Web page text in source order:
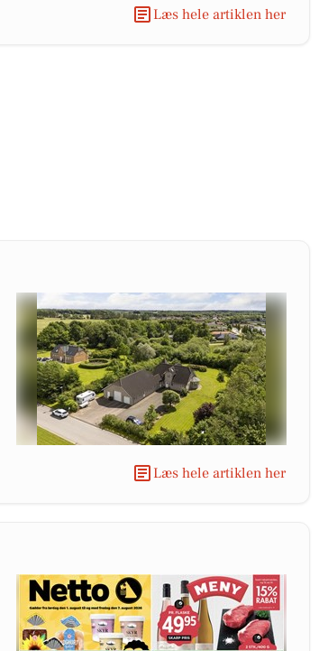
Læs hele artiklen her
Læs hele artiklen her